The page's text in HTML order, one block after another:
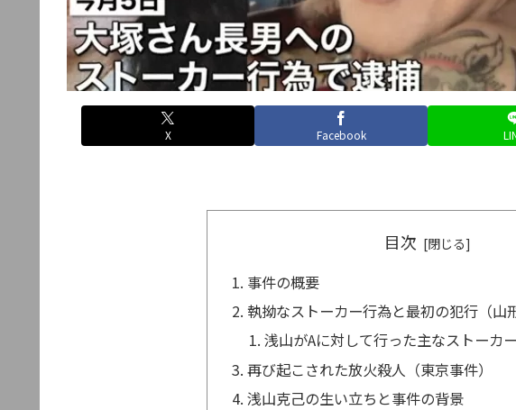
X Facebook
目次
事件の概要
執拗なストーカー行為と最初の犯行（山
浅山がAに対して行った主なストーカ
再び起こされた放火殺人（東京事件）
浅山克己の生い立ちと事件の背景